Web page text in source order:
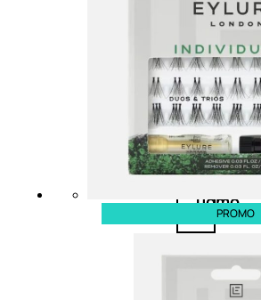
uomo
uomo
uomo
PROMO